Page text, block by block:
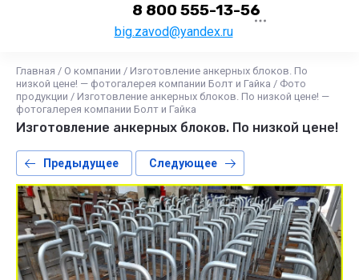
big.zavod@yandex.ru
8 800 555-13-56
Главная / О компании / Изготовление анкерных блоков. По
низкой цене! — фотогалерея компании Болт и Гайка / Фото
продукции / Изготовление анкерных блоков. По низкой цене! —
фотогалерея компании Болт и Гайка
Изготовление анкерных блоков. По низкой цене!
Предыдущее Следующее